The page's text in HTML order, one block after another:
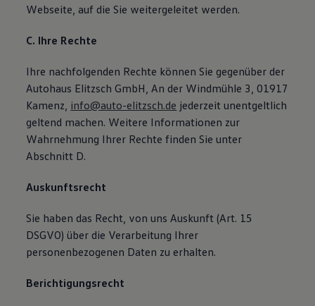
Webseite, auf die Sie weitergeleitet werden.
C. Ihre Rechte
Ihre nachfolgenden Rechte können Sie gegenüber der
Autohaus Elitzsch GmbH, An der Windmühle 3, 01917
Kamenz, info@auto-elitzsch.de jederzeit unentgeltlich
geltend machen. Weitere Informationen zur
Wahrnehmung Ihrer Rechte finden Sie unter
Abschnitt D.
Auskunftsrecht
Sie haben das Recht, von uns Auskunft (Art. 15
DSGVO) über die Verarbeitung Ihrer
personenbezogenen Daten zu erhalten.
Berichtigungsrecht